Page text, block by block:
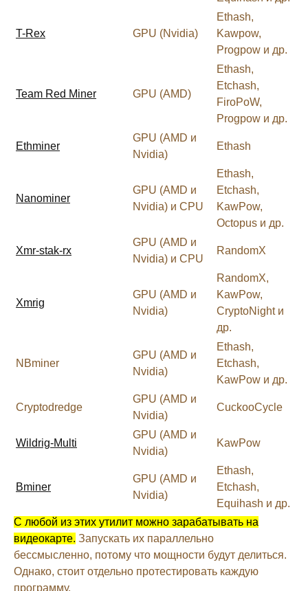
T-Rex GPU (Nvidia)
Ethash,
Kawpow,
Progpow и др.
Team Red Miner GPU (AMD)
Ethash,
Etchash,
FiroPoW,
Progpow и др.
Ethminer
GPU (AMD и
Nvidia)
Ethash
Nanominer
GPU (AMD и
Nvidia) и CPU
Ethash,
Etchash,
KawPow,
Octopus и др.
Xmr-stak-rx
GPU (AMD и
Nvidia) и CPU
RandomX
Xmrig
GPU (AMD и
Nvidia)
RandomX,
KawPow,
CryptoNight и
др.
NBminer
GPU (AMD и
Nvidia)
Ethash,
Etchash,
KawPow и др.
Cryptodredge
GPU (AMD и
Nvidia)
CuckooCycle
Wildrig-Multi
GPU (AMD и
Nvidia)
KawPow
Bminer
GPU (AMD и
Nvidia)
Ethash,
Etchash,
Equihash и др.
С любой из этих утилит можно зарабатывать на
видеокарте. Запускать их параллельно
бессмысленно, потому что мощности будут делиться.
Однако, стоит отдельно протестировать каждую
программу.